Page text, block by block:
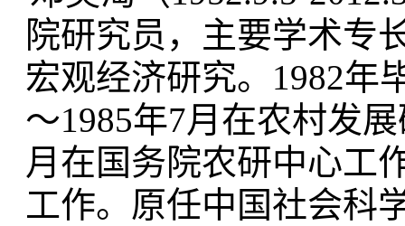
院研究员，主要学术专
宏观经济研究。1982年
～1985年7月在农村发
月在国务院农研中心工
工作。原任中国社会科